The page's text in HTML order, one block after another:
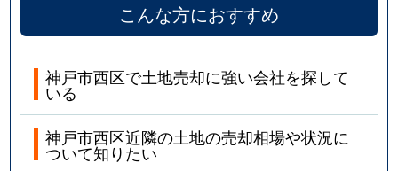
こんな方におすすめ
神戸市西区で土地売却に強い会社を探して
いる
神戸市西区近隣の土地の売却相場や状況に
ついて知りたい